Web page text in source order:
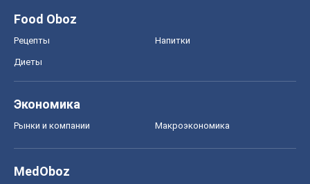
Food Oboz
Рецепты Напитки
Диеты
Экономика
Рынки и компании Mакроэкономика
MedOboz